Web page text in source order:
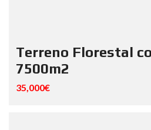
Terreno Florestal
7500m2
35,000€